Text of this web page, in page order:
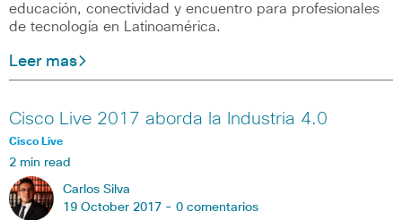
educación, conectividad y encuentro para profesionales
de tecnología en Latinoamérica.
Leer mas
Cisco Live 2017 aborda la Industria 4.0
Cisco Live
2 min read
Carlos Silva
19 October 2017 - 0 comentarios